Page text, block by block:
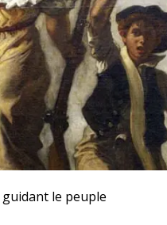
le peuple